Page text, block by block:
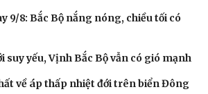
9/8: Bắc Bộ nắng nóng, chiều tối có
suy yếu, Vịnh Bắc Bộ vẫn có gió mạnh
về áp thấp nhiệt đới trên biển Đông